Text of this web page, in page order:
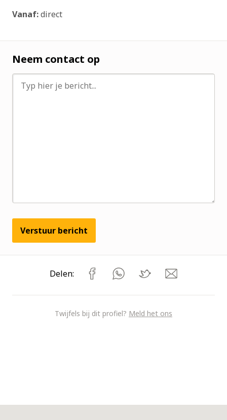
Vanaf:direct
Neem contact op
Verstuur bericht
Delen:
Twijfels bij dit profiel? Meld het ons